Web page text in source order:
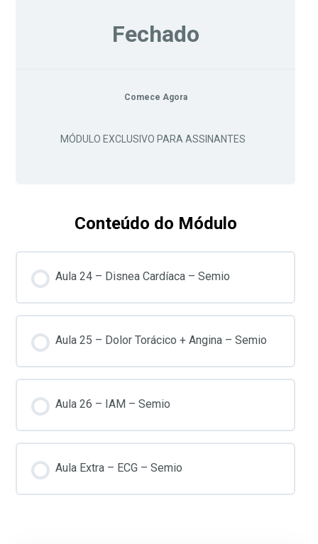
Fechado
Comece Agora
MÓDULO EXCLUSIVO PARA ASSINANTES
Conteúdo do Módulo
Aula 24 – Disnea Cardíaca – Semio
Aula 25 – Dolor Torácico + Angina – Semio
Aula 26 – IAM – Semio
Aula Extra – ECG – Semio